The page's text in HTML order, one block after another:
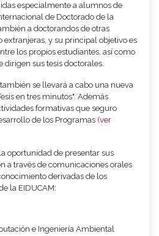
especialmente a alumnos de
de Doctorado de la
a doctorandos de otras
extranjeras, y su principal objetivo es
los propios estudiantes, así como
dirigen sus tesis doctorales.
se llevará a cabo una nueva
en tres minutos". Además
formativas que seguro
de los Programas (ver
oportunidad de presentar sus
a través de comunicaciones orales
derivadas de los
la EIDUCAM:
e Ingeniería Ambiental